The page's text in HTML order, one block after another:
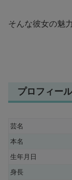
そんな彼女の魅
プロフィール
芸名
本名
生年月日
身長